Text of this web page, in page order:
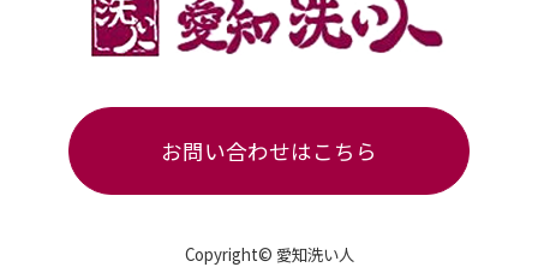
お問い合わせはこちら
Copyright© 愛知洗い人